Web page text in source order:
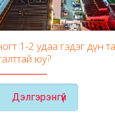
1-2 удаа гэдэг дүн
юу?
Дэлгэрэнгүй